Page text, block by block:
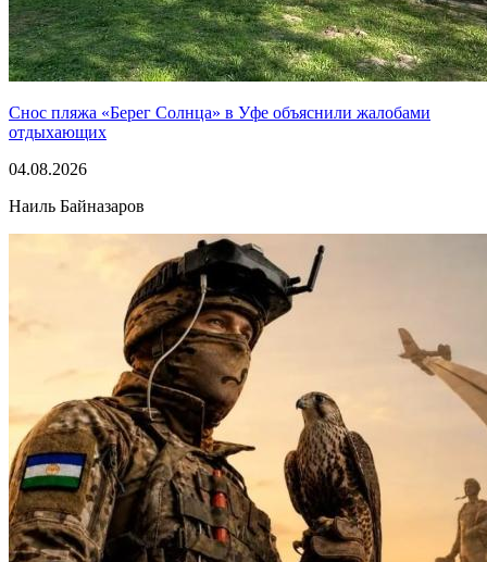
Снос пляжа «Берег Солнца» в Уфе объяснили жалобами
отдыхающих
04.08.2026
Наиль Байназаров